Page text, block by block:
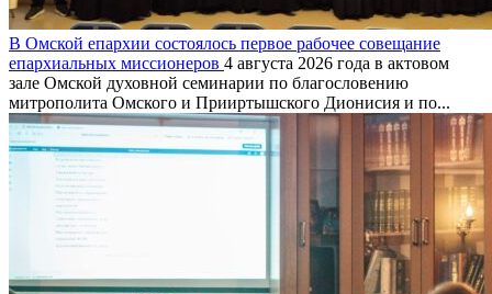
В Омской епархии состоялось первое рабочее совещание
епархиальных миссионеров 4 августа 2026 года в актовом
зале Омской духовной семинарии по благословению
митрополита Омского и Прииртышского Дионисия и по...